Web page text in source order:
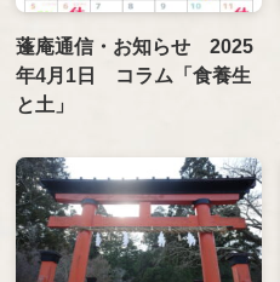
蓬庵通信・お知らせ 2025
年4月1日 コラム「食養生
と土」